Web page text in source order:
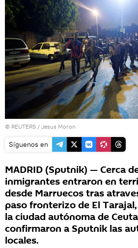
© REUTERS / Jesus Moron
Síguenos en
MADRID (Sputnik) — Cerca
inmigrantes entraron en
desde Marruecos tras
paso fronterizo de El
la ciudad autónoma de
confirmaron a Sputnik las
locales.